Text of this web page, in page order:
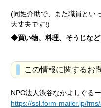
(同姓介助で、また職員とい
大丈夫です!)
◆買い物、料理、そうじなど
この情報に関するお
NPO法人渋谷なかよしぐる
https://ssl.form-mailer.jp/